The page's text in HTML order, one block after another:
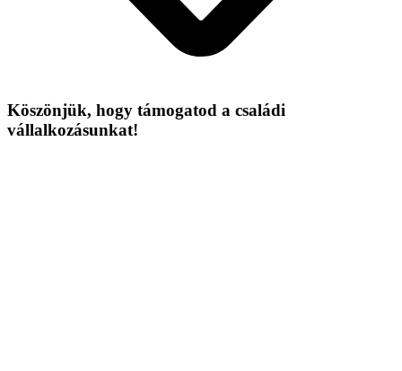
Köszönjük, hogy támogatod a családi
vállalkozásunkat!